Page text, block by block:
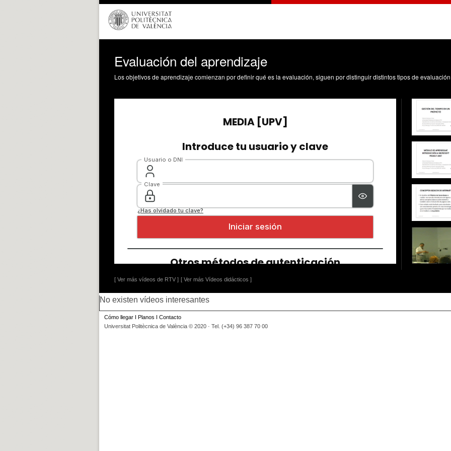
Evaluación del aprendizaje
[ Ver más vídeos de RTV ] [ Ver más Vídeos didácticos ]
No existen vídeos interesantes
Cómo llegar I Planos I Contacto
Universitat Politècnica de València © 2020 · Tel. (+34) 96 387 70 00